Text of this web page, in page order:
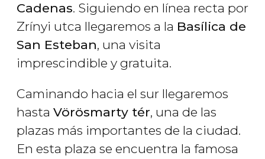
Cadenas. Siguiendo en línea recta por
Zrínyi utca llegaremos a la Basílica de
San Esteban, una visita
imprescindible y gratuita.
Caminando hacia el sur llegaremos
hasta Vörösmarty tér, una de las
plazas más importantes de la ciudad.
En esta plaza se encuentra la famosa